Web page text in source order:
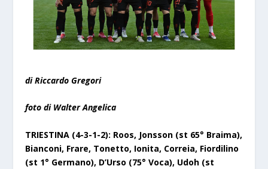
di Riccardo Gregori
foto di Walter Angelica
TRIESTINA (4-3-1-2): Roos, Jonsson (st 65° Braima),
Bianconi, Frare, Tonetto, Ionita, Correia, Fiordilino
(st 1° Germano), D’Urso (75° Voca), Udoh (st